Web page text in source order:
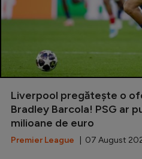
Liverpool pregătește o
Bradley Barcola! PSG ar
milioane de euro
Premier League | 07 August